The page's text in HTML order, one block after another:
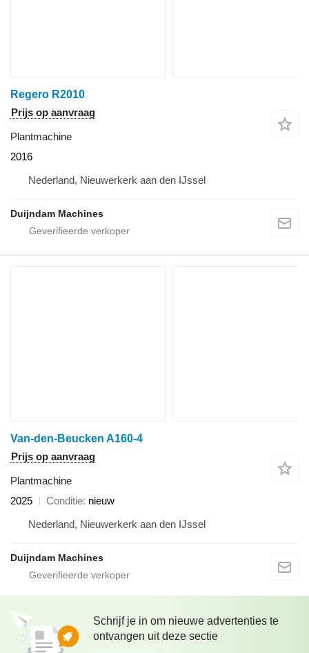
Regero R2010
Prijs op aanvraag
Plantmachine
2016
Nederland, Nieuwerkerk aan den IJssel
Duijndam Machines
Van-den-Beucken A160-4
Prijs op aanvraag
Plantmachine
2025
Conditie nieuw
Nederland, Nieuwerkerk aan den IJssel
Duijndam Machines
Schrijf je in om nieuwe advertenties te
ontvangen uit deze sectie